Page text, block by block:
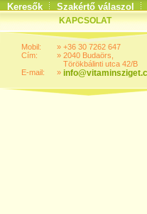
Keresők
Szakértő válaszol
KAPCSOLAT
Mobil:
Cím:
E-mail:
»
»
»
+36 30 7262 647
2040 Budaörs,
Törökbálinti utca 42/B